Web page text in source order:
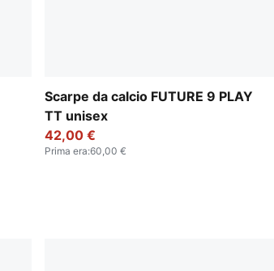
Scarpe da calcio FUTURE 9 PLAY
TT unisex
42,00 €
Prima era:60,00 €